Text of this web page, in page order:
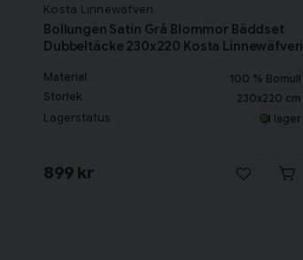
Kosta Linnewäfveri
Bollungen Satin Grå Blommor Bäddset
Dubbeltäcke 230x220 Kosta Linnewäfveri
Material
100 % Bomull
Storlek
230x220 cm
Lagerstatus I lager
899 kr